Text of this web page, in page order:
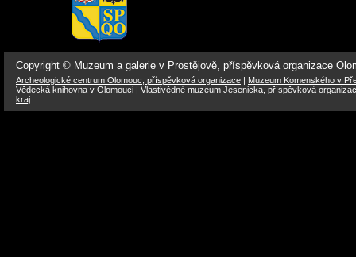
Copyright © Muzeum a galerie v Prostějově, příspěvková organizace
Archeologické centrum Olomouc, příspěvková organizace | Muzeum Komenského v
Vědecká knihovna v Olomouci | Vlastivědné muzeum Jesenicka, příspěvková
kraj